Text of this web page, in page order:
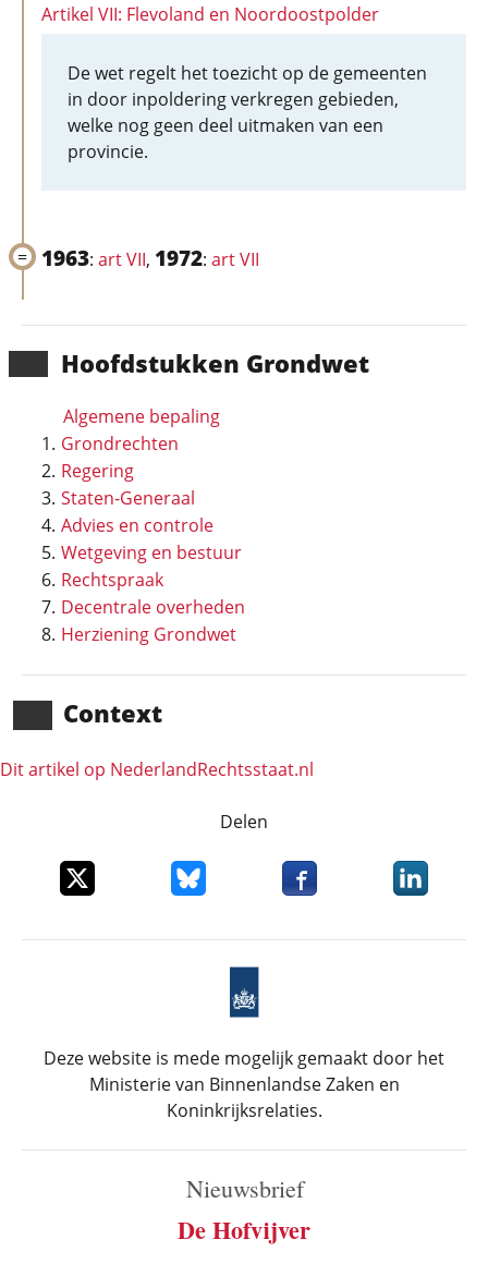
Hoofd­stukken Grondwet
Algemene bepaling
Grondrechten
Regering
Staten-Generaal
Advies en controle
Wetgeving en bestuur
Rechtspraak
Decentrale overheden
Herziening Grondwet
Context
Dit artikel op NederlandRechts­staat.nl
Artikel VII: Flevoland en Noordoostpolder
De wet regelt het toezicht op de gemeenten
in door inpoldering verkregen gebieden,
welke nog geen deel uitmaken van een
provincie.
1963: art VII, 1972: art VII
Delen
Deel dit item op XDeel dit item op Bluesky
Deel dit item opDeel dit
Deze website is mede mogelijk gemaakt door het
Ministerie van Binnenlandse Zaken en
Koninkrijksrelaties.
Nieuwsbrief
De Hofvijver